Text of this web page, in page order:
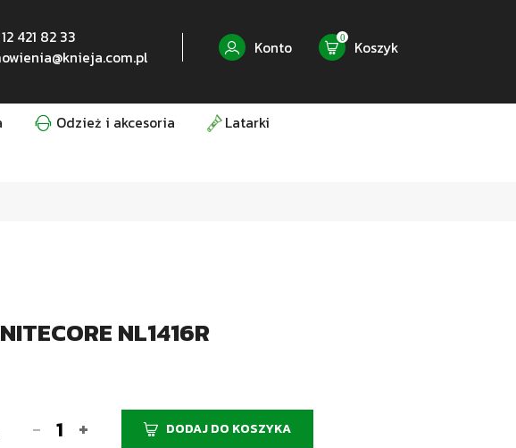
421 82 33
Konto 0 Koszyk
Odzież i akcesoria
Latarki
NL1416R
- + DODAJ DO KOSZYKA